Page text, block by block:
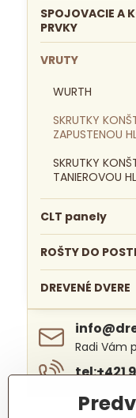
SPOJOVACIE A
PRVKY
VRUTY
WURTH
SKRUTKY
ZAPUSTENOU
SKRUTKY
TANIEROVOU
CLT panely
ROŠTY DO
DREVENÉ DVERE
Radi Vám
tel:+421